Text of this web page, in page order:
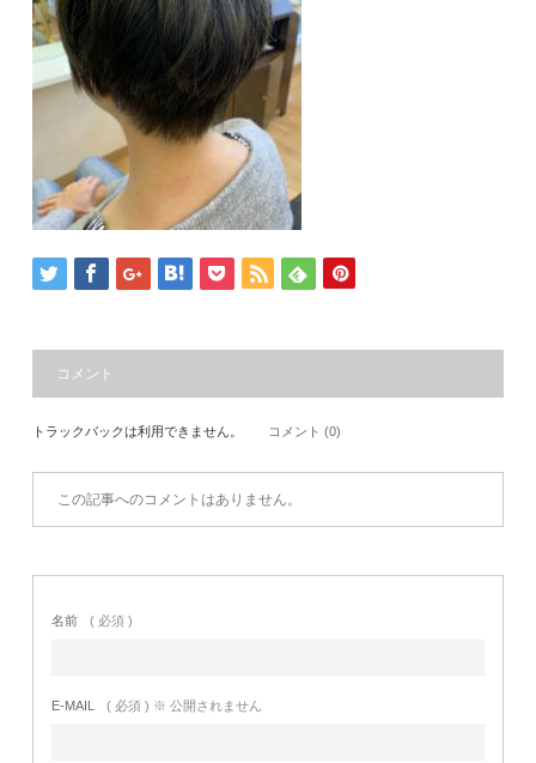
コメント
トラックバックは利用できません。 コメント (0)
この記事へのコメントはありません。
名前 ( 必須 )
E-MAIL ( 必須 ) ※ 公開されません